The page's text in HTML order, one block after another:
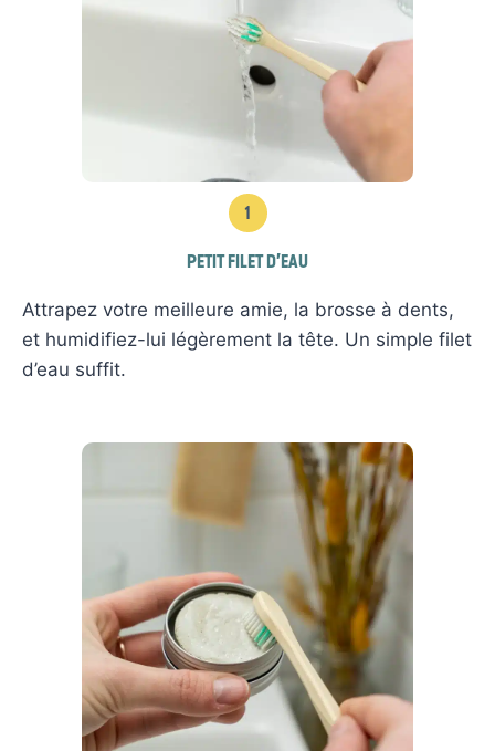
1
PETIT FILET D’EAU
Attrapez votre meilleure amie, la brosse à dents,
et humidifiez-lui légèrement la tête. Un simple filet
d’eau suffit.